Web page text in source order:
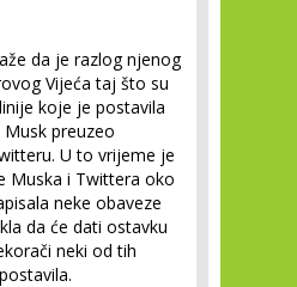
da je razlog njenog
Vijeća taj što su
koje je postavila
preuzeo
U to vrijeme je
Muska i Twittera oko
neke obaveze
da će dati ostavku
neki od tih